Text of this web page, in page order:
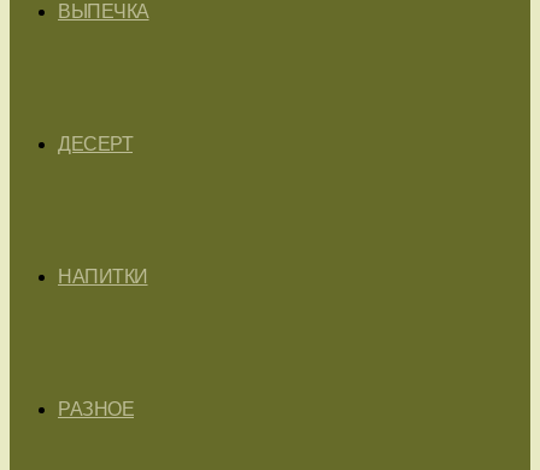
ВЫПЕЧКА
ДЕСЕРТ
НАПИТКИ
РАЗНОЕ